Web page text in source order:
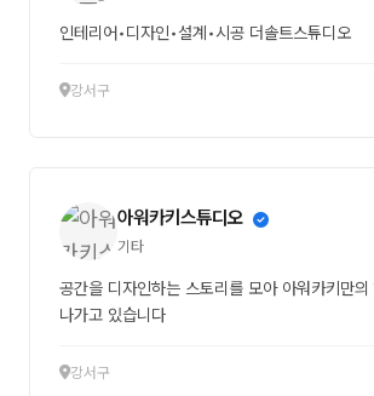
인테리어•디자인•설계•시공 더솔트스튜디오
강서구
아워카키스튜디오
기타
공간을 디자인하는 스토리를 모아 아워카키만의 히스토리를 그려
나가고 있습니다
강서구